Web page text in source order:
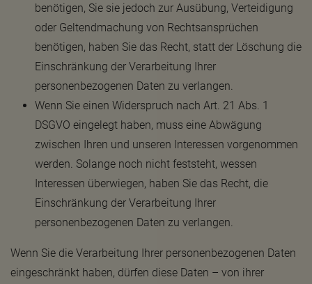
benötigen, Sie sie jedoch zur Ausübung, Verteidigung
oder Geltendmachung von Rechtsansprüchen
benötigen, haben Sie das Recht, statt der Löschung die
Einschränkung der Verarbeitung Ihrer
personenbezogenen Daten zu verlangen.
Wenn Sie einen Widerspruch nach Art. 21 Abs. 1
DSGVO eingelegt haben, muss eine Abwägung
zwischen Ihren und unseren Interessen vorgenommen
werden. Solange noch nicht feststeht, wessen
Interessen überwiegen, haben Sie das Recht, die
Einschränkung der Verarbeitung Ihrer
personenbezogenen Daten zu verlangen.
Wenn Sie die Verarbeitung Ihrer personenbezogenen Daten
eingeschränkt haben, dürfen diese Daten – von ihrer